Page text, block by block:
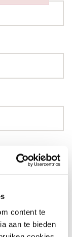
content te
aan te bieden
of
bij de